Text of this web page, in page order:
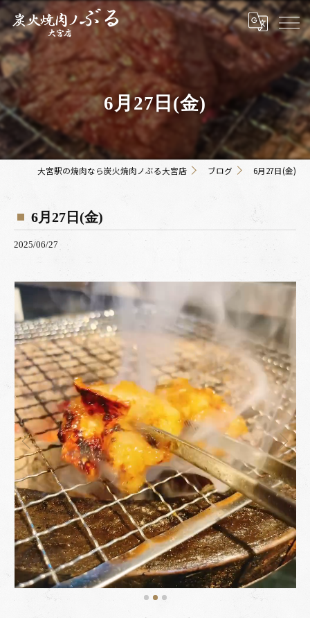
6月27日(金)
大宮駅の焼肉なら炭火焼肉ノぶる大宮店 ブログ 6月27日(金)
6月27日(金)
2025/06/27